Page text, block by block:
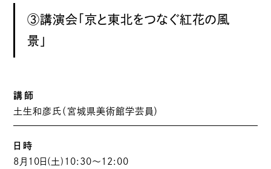
③講演会「京と東北をつなぐ紅花の⾵
景」
講師
土生和彦氏（宮城県美術館学芸員）
日時
8月10日(土)10:30〜12:00